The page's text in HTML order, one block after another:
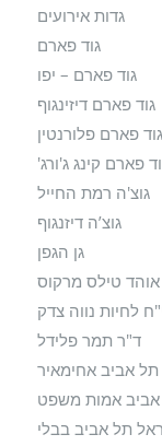
גדות אירועים
גוד פארם
גוד פארם – יפו
גוד פארם דיזינגוף
גוד פארם פלורנטין
פארם קינג ג'ורג'
גוצ'ה רמת החייל
גוצ’ה דיזנגוף
גן הגפן
טילס מרקוס
לחיות נווה צדק
ד"ר תמר פלידל
אביב אחימאיר
אביב אמות משפט
תל אביב בבלי